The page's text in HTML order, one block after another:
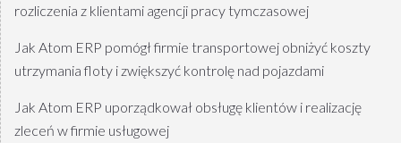
rozliczenia z klientami agencji pracy tymczasowej
Jak Atom ERP pomógł firmie transportowej obniżyć koszty
utrzymania floty i zwiększyć kontrolę nad pojazdami
Jak Atom ERP uporządkował obsługę klientów i realizację
zleceń w firmie usługowej